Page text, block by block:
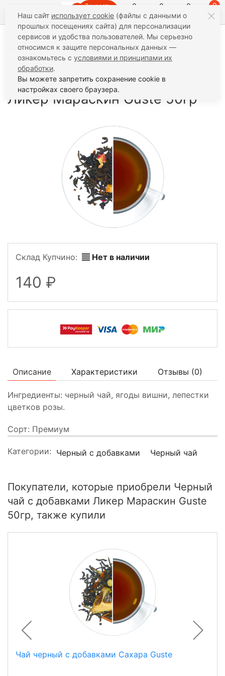
Заказать
звонок
0 0 0 0
Чай Черный чай Черный с добавками
чай с добавками Ликер Мараскин Guste 50гр
Черный чай с добавками
Ликер Мараскин Guste 50гр
Склад Купчино: Нет в наличии
140
Описание Характеристики Отзывы (0)
Ингредиенты: черный чай, ягоды вишни, лепестки
цветков розы.
Сорт: Премиум
Категории: Черный с добавками Черный чай
Покупатели, которые приобрели Черный
чай с добавками Ликер Мараскин Guste
50гр, также купили
Чай черный с добавками Сахара Guste
Наш сайт использует cookie (файлы с данными о
прошлых посещениях сайта) для персонализации
сервисов и удобства пользователей. Мы серьезно
относимся к защите персональных данных —
ознакомьтесь с условиями и принципами их
обработки.
Вы можете запретить сохранение cookie в
настройках своего браузера.